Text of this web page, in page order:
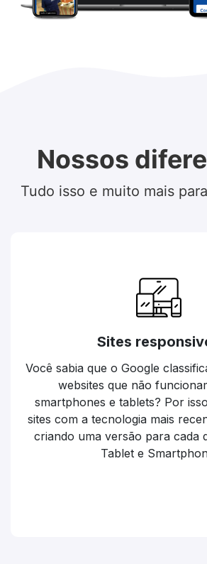
Nossos
Tudo isso e muito mais
Sites
Você sabia que o Google
websites que não
smartphones e tablets? Por
sites com a tecnologia mais
criando uma versão para cada
Tablet e